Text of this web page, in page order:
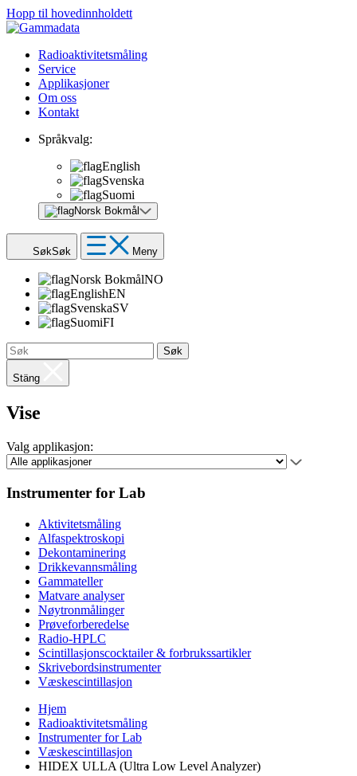
Hopp til hovedinnholdett
Radioaktivitetsmåling
Service
Applikasjoner
Om oss
Kontakt
Språkvalg:
English
Svenska
Suomi
Norsk Bokmål
SøkSøk Meny
Norsk BokmålNO
EnglishEN
SvenskaSV
SuomiFI
Søk
Stäng
Vise
Valg applikasjon:
Instrumenter for Lab
Aktivitetsmåling
Alfaspektroskopi
Dekontaminering
Drikkevannsmåling
Gammateller
Matvare analyser
Nøytronmålinger
Prøveforberedelse
Radio-HPLC
Scintillasjonscocktailer & forbrukssartikler
Skrivebordsinstrumenter
Væskescintillasjon
Hjem
Radioaktivitetsmåling
Instrumenter for Lab
Væskescintillasjon
HIDEX ULLA (Ultra Low Level Analyzer)